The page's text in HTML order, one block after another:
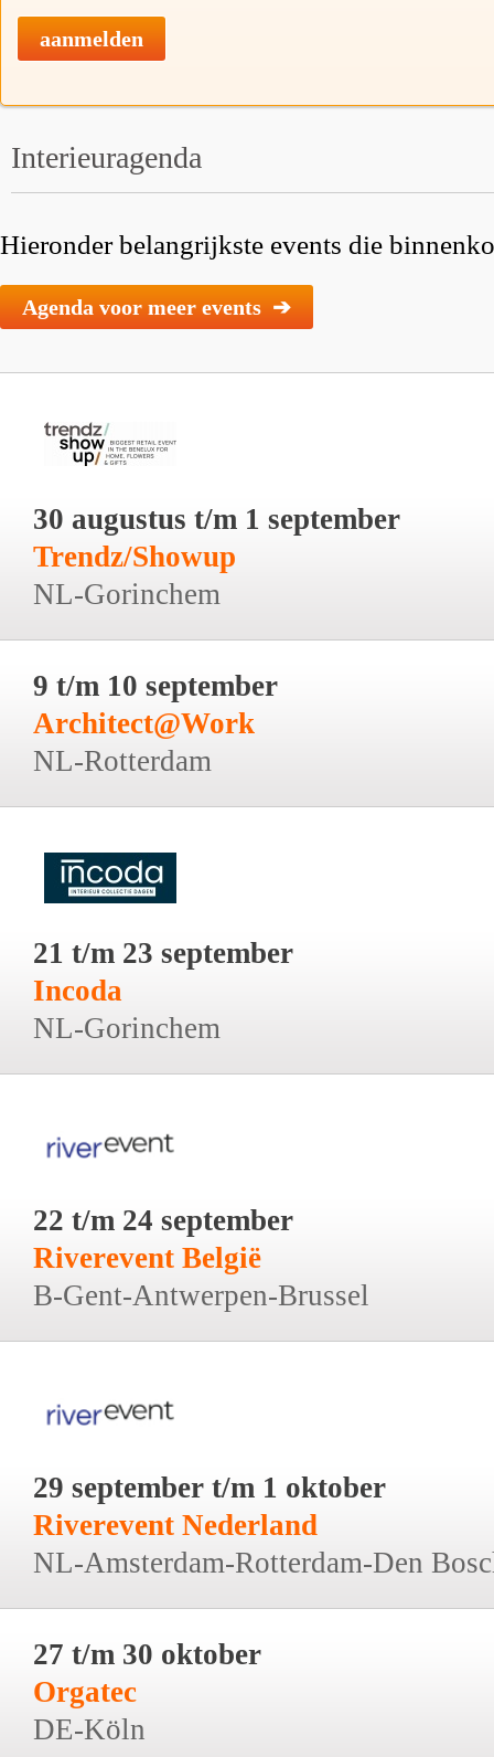
aanmelden
Interieuragenda
Hieronder belangrijkste events die
Agenda voor meer events ➔
30 augustus t/m 1 september
Trendz/Showup
NL-Gorinchem
9 t/m 10 september
Architect@Work
NL-Rotterdam
21 t/m 23 september
Incoda
NL-Gorinchem
22 t/m 24 september
Riverevent België
B-Gent-Antwerpen-Brussel
29 september t/m 1 oktober
Riverevent Nederland
NL-Amsterdam-Rotterdam-Den
27 t/m 30 oktober
Orgatec
DE-Köln